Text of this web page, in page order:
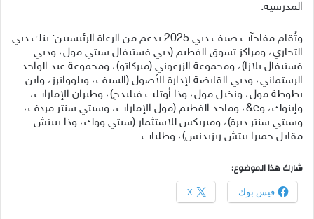
المدرسية.
وتُقام مفاجآت صيف دبي 2025 بدعم من الرعاة الرئيسيين: بنك دبي
التجاري، ومراكز تسوق الفطيم (دبي فستيفال سيتي مول، ودبي
فستيفال بلازا)، ومجموعة الزرعوني (ميركاتو)، ومجموعة عبد الواحد
الرستماني، ودبي القابضة لإدارة الأصول (السيف، وبلوواترز، وابن
بطوطة مول، ونخيل مول، وذا أوتلت فيليدج)، وطيران الإمارات،
وإينوك، وe&، وماجد الفطيم (مول الإمارات، وسيتي سنتر مردف،
وسيتي سنتر ديرة)، وميريكس للاستثمار (سيتي ووك، وذا بييتش
مقابل جميرا بيتش ريزيدنس)، وطلبات.
شارك هذا الموضوع:
فيس بوك X